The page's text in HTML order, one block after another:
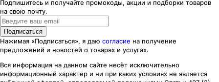
Подпишитесь и получайте промокоды, акции и подборки товаров
на свою почту.
Подписаться
Нажимая «Подписаться», я даю согласие на получение
предложений и новостей о товарах и услугах.
Вся информация на данном сайте несёт исключительно
информационный характер и ни при каких условиях не является